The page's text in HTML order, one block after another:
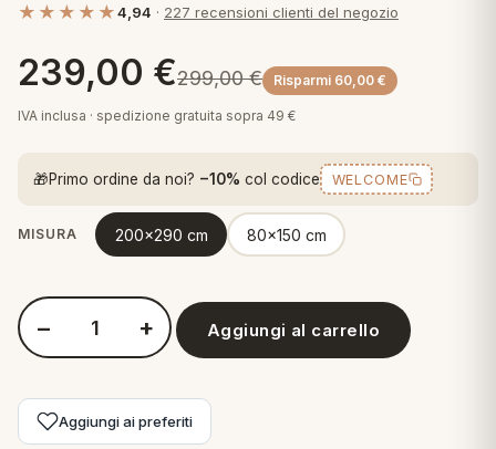
Letto
arredo
per cuscini
Step
in fibra
in piuma d'oca
in piuma
Tappeti Cartoons
Trapuntini Cartoons
★★★★★4,94 · 227 recensioni clienti del negozio
239,00 €299,00€ Risparmi 60,00 €
IVA inclusa · spedizione gratuita sopra 49 €
🎁Primo ordine da noi? −10% col codice WELCOME
MISURA 200x290 cm 80x150 cm
Quantità Lalee Tappeto o Passatoia arredo moderno salotto
− + Aggiungi al carrello
Aggiungi ai preferiti